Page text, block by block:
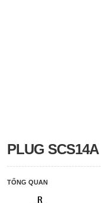
PLUG SCS14A
TỔNG QUAN